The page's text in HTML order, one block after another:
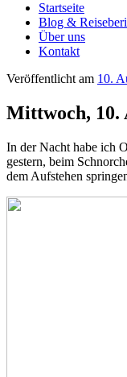
Startseite
Blog &
Über uns
Kontakt
Veröffentlicht am 10.
Mittwoch, 10.
In der Nacht habe ich
gestern, beim
dem Aufstehen